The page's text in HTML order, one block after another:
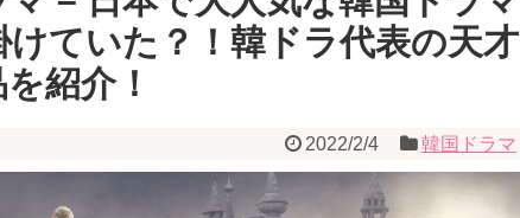
けていた？！韓ドラ代表の天才
紹介！
2022/2/4 韓国ドラマ